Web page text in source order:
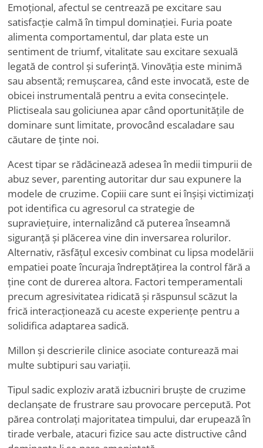
Emoțional, afectul se centrează pe excitare sau
satisfacție calmă în timpul dominației. Furia poate
alimenta comportamentul, dar plata este un
sentiment de triumf, vitalitate sau excitare sexuală
legată de control și suferință. Vinovăția este minimă
sau absentă; remușcarea, când este invocată, este de
obicei instrumentală pentru a evita consecințele.
Plictiseala sau goliciunea apar când oportunitățile de
dominare sunt limitate, provocând escaladare sau
căutare de ținte noi.
Acest tipar se rădăcinează adesea în medii timpurii de
abuz sever, parenting autoritar dur sau expunere la
modele de cruzime. Copiii care sunt ei înșiși victimizați
pot identifica cu agresorul ca strategie de
supraviețuire, internalizând că puterea înseamnă
siguranță și plăcerea vine din inversarea rolurilor.
Alternativ, răsfățul excesiv combinat cu lipsa modelării
empatiei poate încuraja îndreptățirea la control fără a
ține cont de durerea altora. Factori temperamentali
precum agresivitatea ridicată și răspunsul scăzut la
frică interacționează cu aceste experiențe pentru a
solidifica adaptarea sadică.
Millon și descrierile clinice asociate conturează mai
multe subtipuri sau variații.
Tipul sadic exploziv arată izbucniri bruște de cruzime
declanșate de frustrare sau provocare percepută. Pot
părea controlați majoritatea timpului, dar erupează în
tirade verbale, atacuri fizice sau acte distructive când